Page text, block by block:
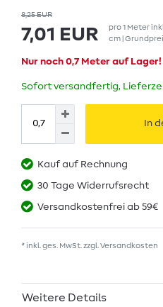
8,25 EUR
7,01 EUR pro1 Meter
cm |
Nur noch 0,7 Meter auf Lager!
Sofort versandfertig,
In
Kauf auf Rechnung
30 Tage Widerrufsrecht
Versandkostenfrei ab 59€
* inkl. ges. MwSt. zzgl. Versandkosten
Weitere Details